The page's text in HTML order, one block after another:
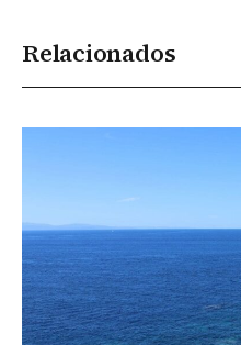
Relacionados